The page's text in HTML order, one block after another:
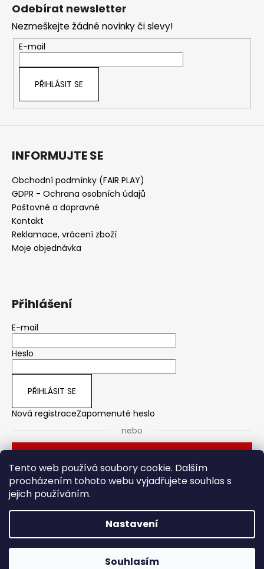
Tento web používá soubory cookie. Dalším
procházením tohoto webu vyjadřujete souhlas s
jejich používáním.
Nastavení
Souhlasím
a
c
í
p
k
v
s
u
Odebírat newsletter
Nezmeškejte žádné novinky či slevy!
E-mail
PŘIHLÁSIT SE
INFORMUJTE SE
Obchodní podmínky (FAIR PLAY)
GDPR - Ochrana osobních údajů
Poštovné a dopravné
Kontakt
Reklamace, vrácení zboží
Moje objednávka
Přihlášení
E-mail
Heslo
PŘIHLÁSIT SE
Nová registraceZapomenuté heslo
nebo
HOTO. Všechna práva vyhrazena.